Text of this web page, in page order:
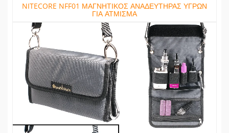
NITECORE NFF01 ΜΑΓΝΗΤΙΚΟΣ ΑΝΑΔΕΥΤΗΡΑΣ ΥΓΡΩΝ
ΓΙΑ ΑΤΜΙΣΜΑ